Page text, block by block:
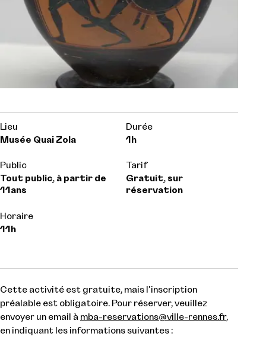
Lieu
Musée Quai Zola
Durée
1h
Public
Tout public, à partir de
11ans
Tarif
Gratuit, sur
réservation
Horaire
11h
Cette activité est gratuite, mais l'inscription
préalable est obligatoire. Pour réserver, veuillez
envoyer un email à mba-reservations@ville-rennes.fr,
en indiquant les informations suivantes :